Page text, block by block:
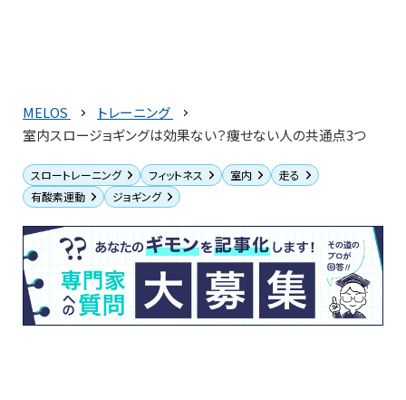
MELOS
トレーニング
室内スロージョギングは効果ない？痩せない人の共通点3つ
スロートレーニング フィットネス 室内
走る
有酸素運動
ジョギング